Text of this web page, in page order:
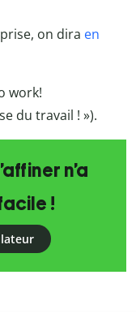
on dira en
work!
du travail ! »).
n’a
!